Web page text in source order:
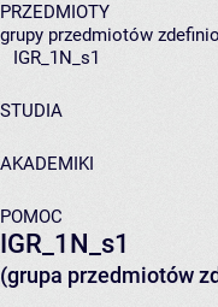
PRZEDMIOTY
grupy przedmiotów
IGR_1N_s1
STUDIA
AKADEMIKI
POMOC
IGR_1N_s1
(grupa przedmiotów